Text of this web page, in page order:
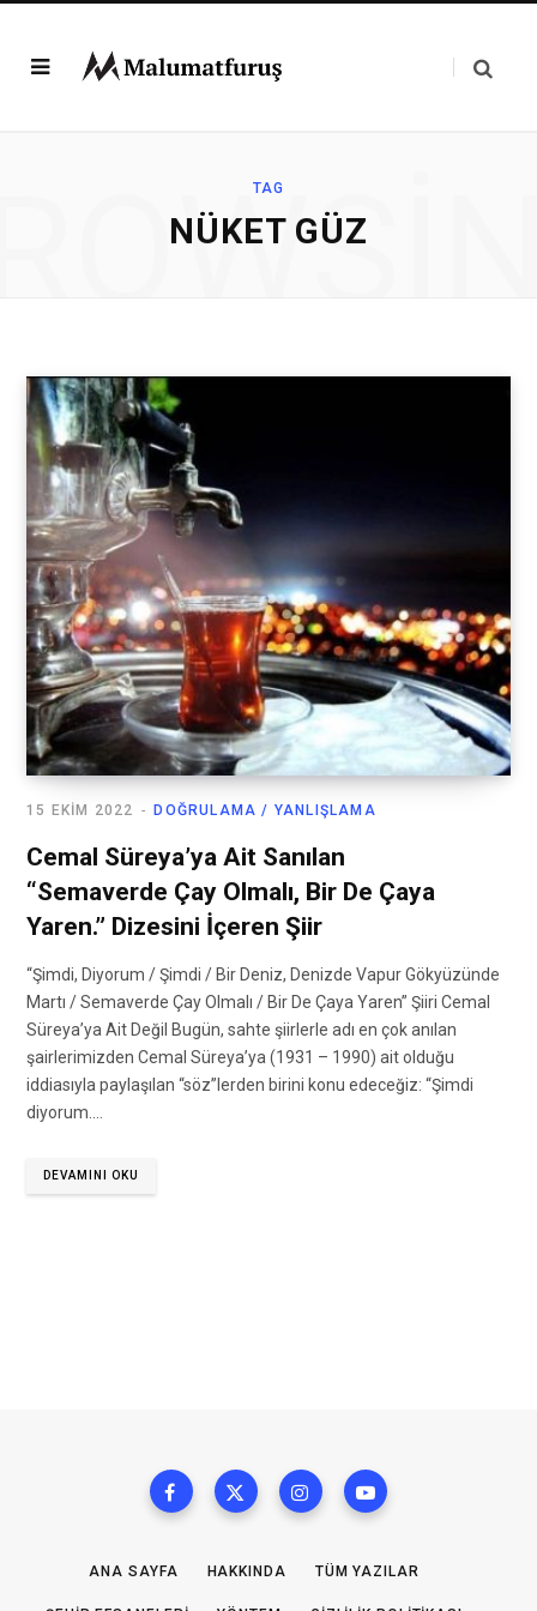
TAG
NÜKET GÜZ
DOĞRULAMA / YANLIŞLAMA
15 EKIM 2022
Cemal Süreya’ya Ait Sanılan
“Semaverde Çay Olmalı, Bir De Çaya
Yaren.” Dizesini İçeren Şiir
“Şimdi, Diyorum / Şimdi / Bir Deniz, Denizde Vapur Gökyüzünde
Martı / Semaverde Çay Olmalı / Bir De Çaya Yaren” Şiiri Cemal
Süreya’ya Ait Değil Bugün, sahte şiirlerle adı en çok anılan
şairlerimizden Cemal Süreya’ya (1931 – 1990) ait olduğu
iddiasıyla paylaşılan “söz”lerden birini konu edeceğiz: “Şimdi
diyorum.…
DEVAMINI OKU
ANA SAYFA HAKKINDA TÜM YAZILAR